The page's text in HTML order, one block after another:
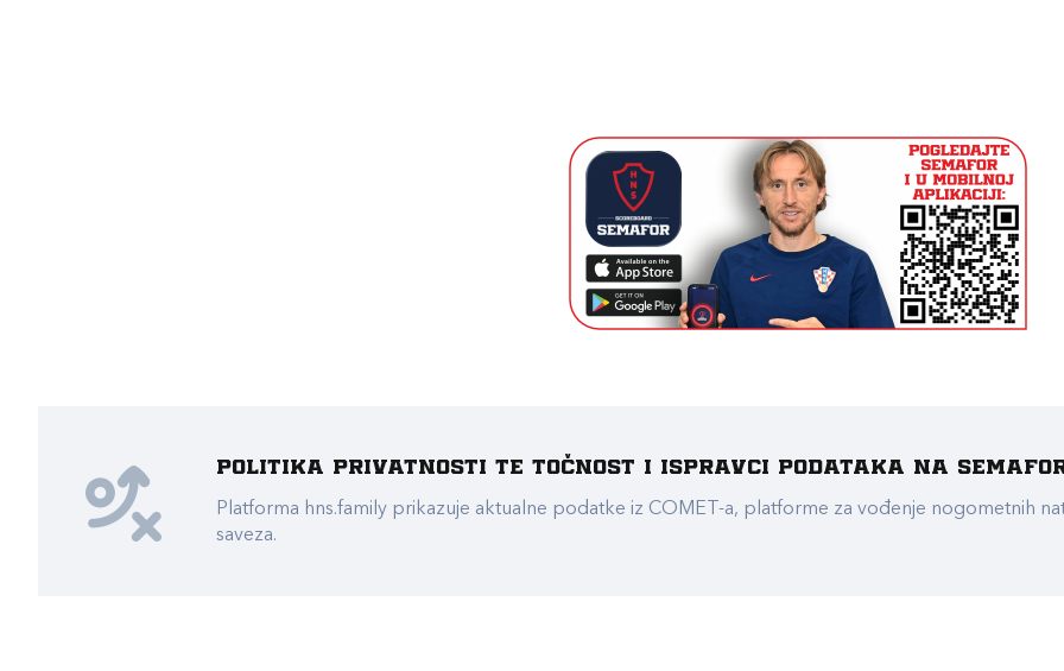
Politika privatnosti te točnost i ispravci podataka na
Platforma hns.family prikazuje aktualne podatke iz COMET-a, platforme za vođenje nogometnih
saveza.